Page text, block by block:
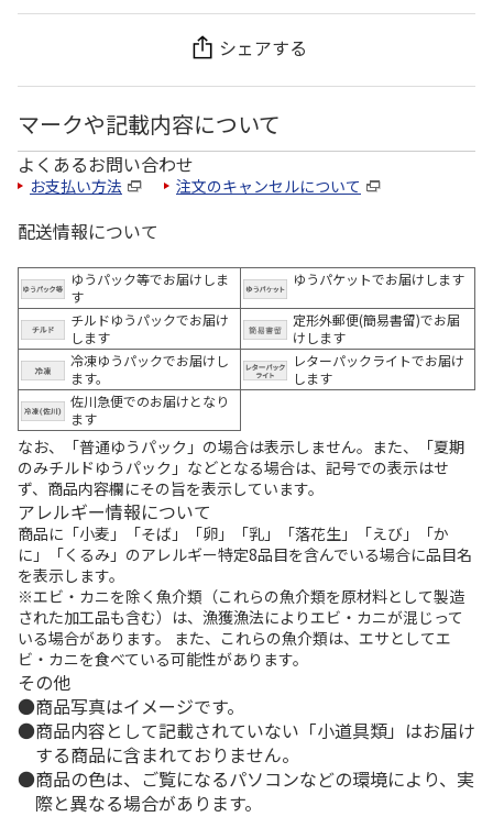
シェアする
マークや記載内容について
よくあるお問い合わせ
お支払い方法 注文のキャンセルについて
配送情報について
ゆうパック等でお届けしま
す
ゆうパケットでお届けします
チルドゆうパックでお届け
します
定形外郵便(簡易書留)でお届
けします
冷凍ゆうパックでお届けし
ます。
レターパックライトでお届け
します
佐川急便でのお届けとなり
ます
なお、「普通ゆうパック」の場合は表示しません。また、「夏期
のみチルドゆうパック」などとなる場合は、記号での表示はせ
ず、商品内容欄にその旨を表示しています。
アレルギー情報について
商品に「小麦」「そば」「卵」「乳」「落花生」「えび」「か
に」「くるみ」のアレルギー特定8品目を含んでいる場合に品目名
を表示します。
※エビ・カニを除く魚介類（これらの魚介類を原材料として製造
された加工品も含む）は、漁獲漁法によりエビ・カニが混じって
いる場合があります。 また、これらの魚介類は、エサとしてエ
ビ・カニを食べている可能性があります。
その他
商品写真はイメージです。
商品内容として記載されていない「小道具類」はお届け
する商品に含まれておりません。
商品の色は、ご覧になるパソコンなどの環境により、実
際と異なる場合があります。